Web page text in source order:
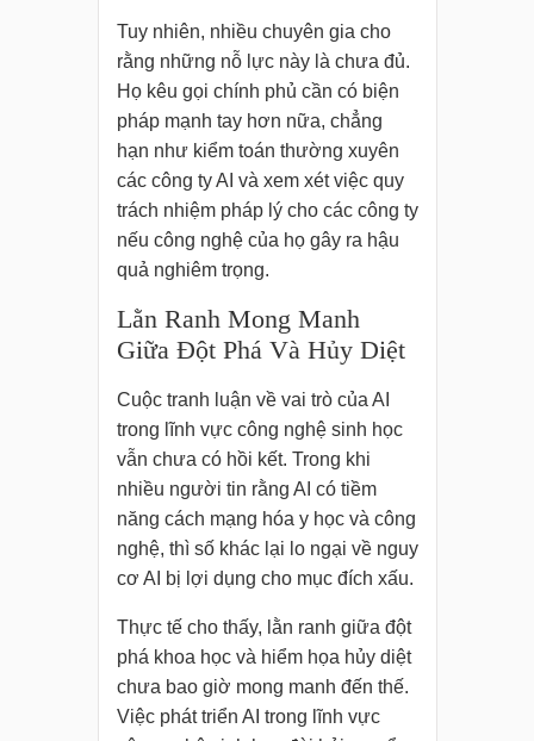
Tuy nhiên, nhiều chuyên gia cho
rằng những nỗ lực này là chưa đủ.
Họ kêu gọi chính phủ cần có biện
pháp mạnh tay hơn nữa, chẳng
hạn như kiểm toán thường xuyên
các công ty AI và xem xét việc quy
trách nhiệm pháp lý cho các công ty
nếu công nghệ của họ gây ra hậu
quả nghiêm trọng.
Lằn Ranh Mong Manh
Giữa Đột Phá Và Hủy Diệt
Cuộc tranh luận về vai trò của AI
trong lĩnh vực công nghệ sinh học
vẫn chưa có hồi kết. Trong khi
nhiều người tin rằng AI có tiềm
năng cách mạng hóa y học và công
nghệ, thì số khác lại lo ngại về nguy
cơ AI bị lợi dụng cho mục đích xấu.
Thực tế cho thấy, lằn ranh giữa đột
phá khoa học và hiểm họa hủy diệt
chưa bao giờ mong manh đến thế.
Việc phát triển AI trong lĩnh vực